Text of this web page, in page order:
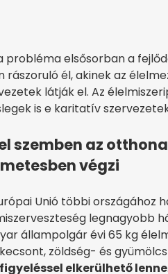
probléma elsősorban a
rászoruló él, akinek az
látják el. Az
is e karitatív
szemben az
végzi
Unió többi országához
legnagyobb
állampolgár évi 65 kg
zöldség- és
elkerülhető lenne